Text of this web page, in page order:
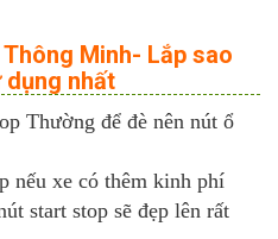
Minh- Lắp sao
dụng nhất
Thường để đè nên nút ổ
nếu xe có thêm kinh phí
start stop sẽ đẹp lên rất